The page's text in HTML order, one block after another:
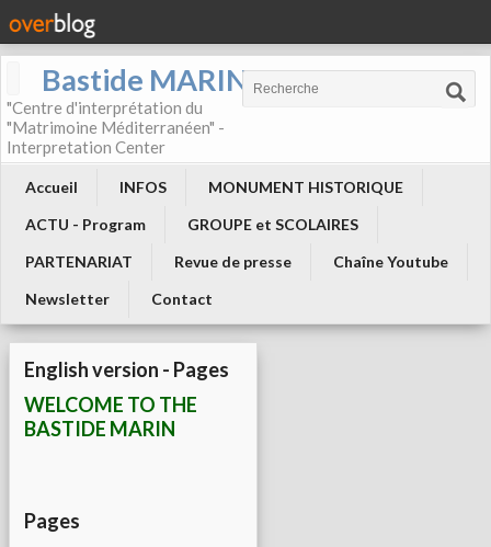
Bastide MARIN
"Centre d'interprétation du
"Matrimoine Méditerranéen" -
Interpretation Center
Accueil INFOS
MONUMENT HISTORIQUE
ACTU - Program
GROUPE et SCOLAIRES
PARTENARIAT
Revue de presse
Chaîne Youtube
Newsletter
Contact
English version - Pages
WELCOME TO THE
BASTIDE MARIN
Pages